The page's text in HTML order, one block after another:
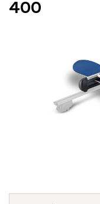
400